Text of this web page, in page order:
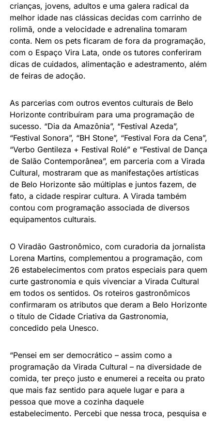
crianças, jovens, adultos e uma galera radical da
melhor idade nas clássicas decidas com carrinho de
rolimã, onde a velocidade e adrenalina tomaram
conta. Nem os pets ficaram de fora da programação,
com o Espaço Vira Lata, onde os tutores conferiram
dicas de cuidados, alimentação e adestramento, além
de feiras de adoção.
As parcerias com outros eventos culturais de Belo
Horizonte contribuíram para uma programação de
sucesso. “Dia da Amazônia”, “Festival Azeda”,
“Festival Sonora”, “BH Stone”, “Festival Fora da Cena”,
“Verbo Gentileza + Festival Rolé” e “Festival de Dança
de Salão Contemporânea”, em parceria com a Virada
Cultural, mostraram que as manifestações artísticas
de Belo Horizonte são múltiplas e juntos fazem, de
fato, a cidade respirar cultura. A Virada também
contou com programação associada de diversos
equipamentos culturais.
O Viradão Gastronômico, com curadoria da jornalista
Lorena Martins, complementou a programação, com
26 estabelecimentos com pratos especiais para quem
curte gastronomia e quis vivenciar a Virada Cultural
em todos os sentidos. Os roteiros gastronômicos
confirmaram os atributos que deram a Belo Horizonte
o título de Cidade Criativa da Gastronomia,
concedido pela Unesco.
“Pensei em ser democrático – assim como a
programação da Virada Cultural – na diversidade de
comida, ter preço justo e enumerei a receita ou prato
que mais faz sentido para aquele lugar e para a
pessoa que move a cozinha daquele
estabelecimento. Percebi que nessa troca, pesquisa e